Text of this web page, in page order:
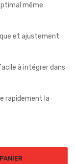
même
et ajustement
à intégrer dans
rapidement la